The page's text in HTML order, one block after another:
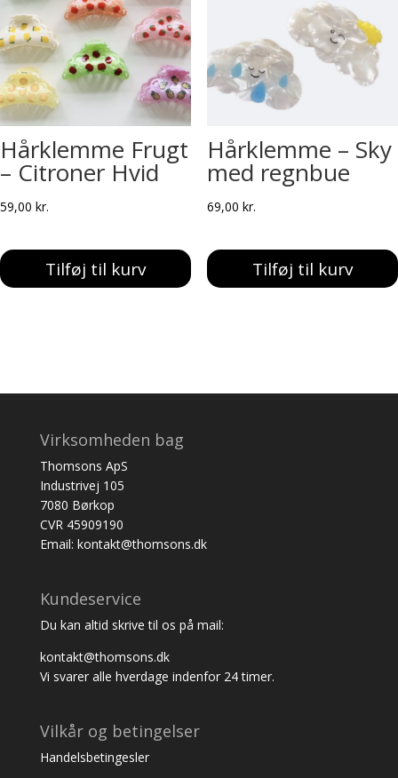
Hårklemme Frugt
– Citroner Hvid
59,00 kr.
Tilføj til kurv
Hårklemme – Sky
med regnbue
69,00 kr.
Tilføj til kurv
Virksomheden bag
Thomsons ApS
Industrivej 105
7080 Børkop
CVR 45909190
Email: kontakt@thomsons.dk
Kundeservice
Du kan altid skrive til os på mail:
kontakt@thomsons.dk
Vi svarer alle hverdage indenfor 24 timer.
Vilkår og betingelser
Handelsbetingesler